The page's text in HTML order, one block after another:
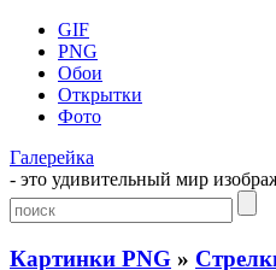
GIF
PNG
Обои
Открытки
Фото
Галерейка
- это удивительный мир
Картинки PNG »